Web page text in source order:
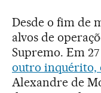
Desde o fim de
alvos de
Supremo. Em
outro inquérito,
Alexandre de